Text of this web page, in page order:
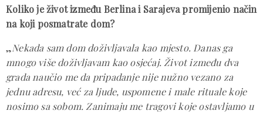
Koliko je život između Berlina i Sarajeva promijenio način
na koji posmatrate dom?
„Nekada sam dom doživljavala kao mjesto. Danas ga
mnogo više doživljavam kao osjećaj. Život između dva
grada naučio me da pripadanje nije nužno vezano za
jednu adresu, već za ljude, uspomene i male rituale koje
nosimo sa sobom. Zanimaju me tragovi koje ostavljamo u